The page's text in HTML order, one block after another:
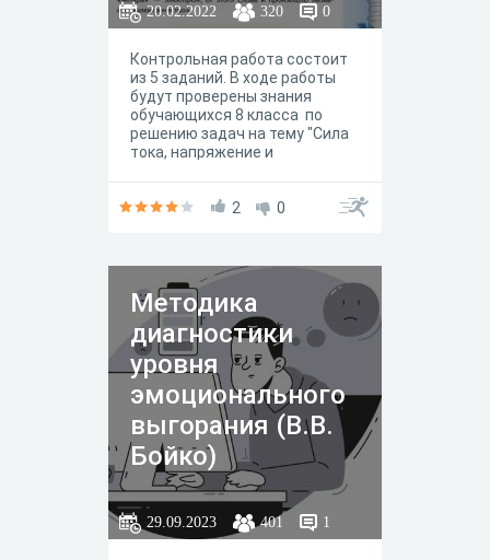
20.02.2022 320 0
Контрольная работа состоит
из 5 заданий. В ходе работы
будут проверены знания
обучающихся 8 класса по
решению задач на тему "Сила
тока, напряжение и
2 0
Методика
диагностики
уровня
эмоционального
выгорания (В.В.
Бойко)
29.09.2023 401 1